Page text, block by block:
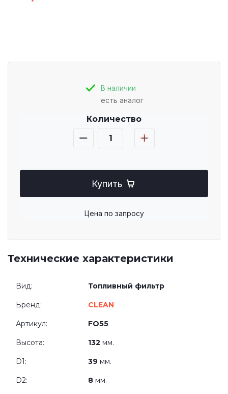
В наличии
есть аналог
Количество
Купить
Цена по запросу
Технические характеристики
Вид: Топливный фильтр
Бренд: CLEAN
Артикул: FO55
Высота: 132 мм.
D1: 39 мм.
D2: 8 мм.